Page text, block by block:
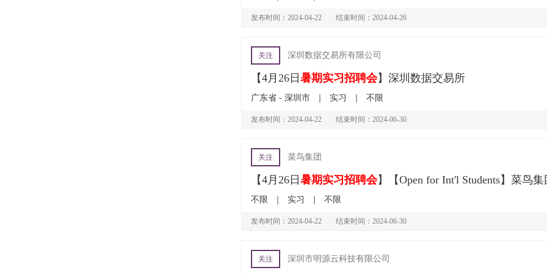
发布时间：2024-04-22 结束时间：2024-04-26
关注 深圳数据交易所有限公司
【4月26日 暑期实习招聘会】深圳数据交易所
广东省 - 深圳市 实习 不限
发布时间：2024-04-22 结束时间：2024-06-30
关注 菜鸟集团
【4月26日 暑期实习招聘会】【Open for Int'l Students】菜鸟集
不限 实习 不限
发布时间：2024-04-22 结束时间：2024-06-30
关注 深圳市明源云科技有限公司